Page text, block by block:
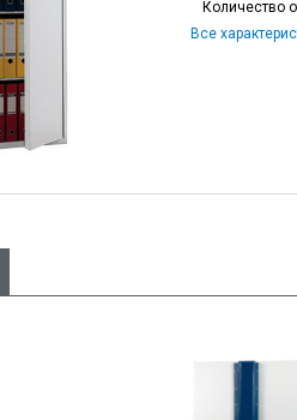
Количество
Все